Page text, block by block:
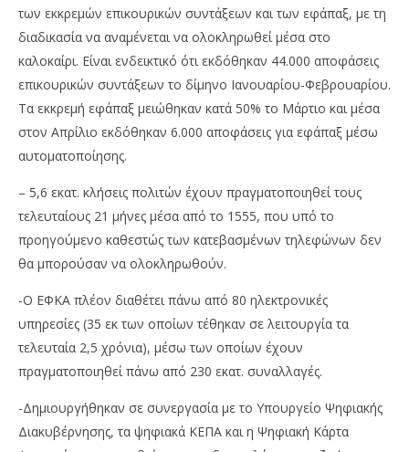
των εκκρεμών επικουρικών συντάξεων και των εφάπαξ, με τη
διαδικασία να αναμένεται να ολοκληρωθεί μέσα στο
καλοκαίρι. Είναι ενδεικτικό ότι εκδόθηκαν 44.000 αποφάσεις
επικουρικών συντάξεων το δίμηνο Ιανουαρίου-Φεβρουαρίου.
Τα εκκρεμή εφάπαξ μειώθηκαν κατά 50% το Μάρτιο και μέσα
στον Απρίλιο εκδόθηκαν 6.000 αποφάσεις για εφάπαξ μέσω
αυτοματοποίησης.
– 5,6 εκατ. κλήσεις πολιτών έχουν πραγματοποιηθεί τους
τελευταίους 21 μήνες μέσα από το 1555, που υπό το
προηγούμενο καθεστώς των κατεβασμένων τηλεφώνων δεν
θα μπορούσαν να ολοκληρωθούν.
-Ο ΕΦΚΑ πλέον διαθέτει πάνω από 80 ηλεκτρονικές
υπηρεσίες (35 εκ των οποίων τέθηκαν σε λειτουργία τα
τελευταία 2,5 χρόνια), μέσω των οποίων έχουν
πραγματοποιηθεί πάνω από 230 εκατ. συναλλαγές.
-Δημιουργήθηκαν σε συνεργασία με το Υπουργείο Ψηφιακής
Διακυβέρνησης, τα ψηφιακά ΚΕΠΑ και η Ψηφιακή Κάρτα